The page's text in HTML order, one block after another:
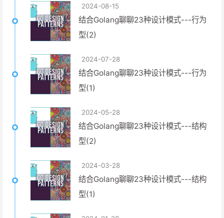
2024-08-15
结合Golang聊聊23种设计模式---行为
型(2)
2024-07-28
结合Golang聊聊23种设计模式---行为
型(1)
2024-05-28
结合Golang聊聊23种设计模式---结构
型(2)
2024-03-28
结合Golang聊聊23种设计模式---结构
型(1)